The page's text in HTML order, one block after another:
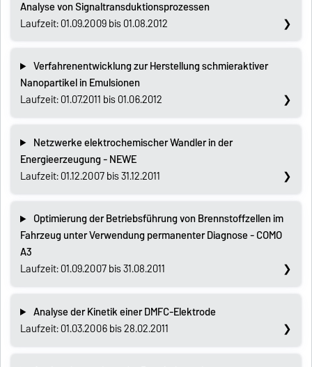
Analyse von Signaltransduktionsprozessen
Laufzeit: 01.09.2009 bis 01.08.2012
Verfahrenentwicklung zur Herstellung schmieraktiver
Nanopartikel in Emulsionen
Laufzeit: 01.07.2011 bis 01.06.2012
Netzwerke elektrochemischer Wandler in der
Energieerzeugung - NEWE
Laufzeit: 01.12.2007 bis 31.12.2011
Optimierung der Betriebsführung von Brennstoffzellen im
Fahrzeug unter Verwendung permanenter Diagnose - COMO
A3
Laufzeit: 01.09.2007 bis 31.08.2011
Analyse der Kinetik einer DMFC-Elektrode
Laufzeit: 01.03.2006 bis 28.02.2011